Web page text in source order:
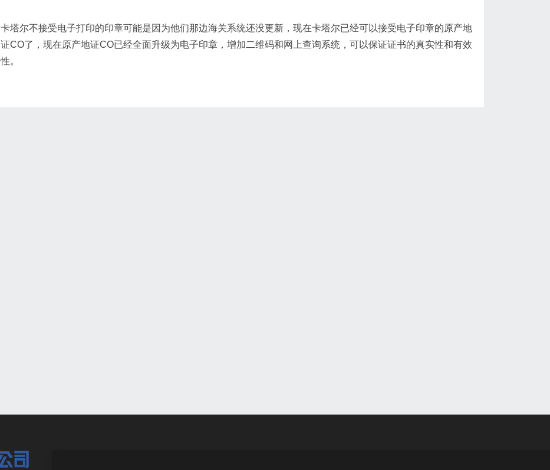
卡塔尔不接受电子打印的印章可能是因为他们那边海关系统还没更新，现在卡塔尔已经可以接受电子印章的原产地
证CO了，现在原产地证CO已经全面升级为电子印章，增加二维码和网上查询系统，可以保证证书的真实性和有效
性。